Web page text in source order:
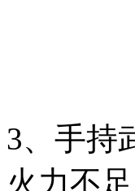
3、手持
火力不